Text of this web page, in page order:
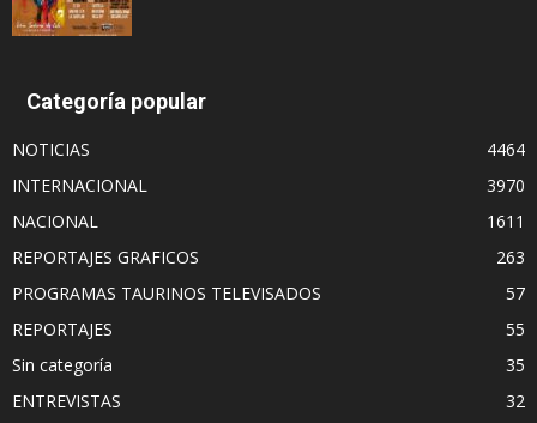
Categoría popular
NOTICIAS
4464
INTERNACIONAL
3970
NACIONAL
1611
REPORTAJES GRAFICOS
263
PROGRAMAS TAURINOS TELEVISADOS
57
REPORTAJES
55
Sin categoría
35
ENTREVISTAS
32